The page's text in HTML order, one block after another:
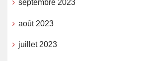
septembre 2023
août 2023
juillet 2023